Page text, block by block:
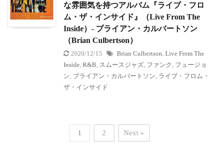
な雰囲気を持つアルバム『ライブ・フロ
ム・ザ・インサイド』（Live From The
Inside）- ブライアン・カルバートソン
（Brian Culbertson）
2020/12/15 Brian Culbertson Live From The
Inside R&B スムースジャズ ファンク フュージョ
ン ブライアン・カルバートソン ライブ・フロム・
ザ・インサイド
1 2 Next »